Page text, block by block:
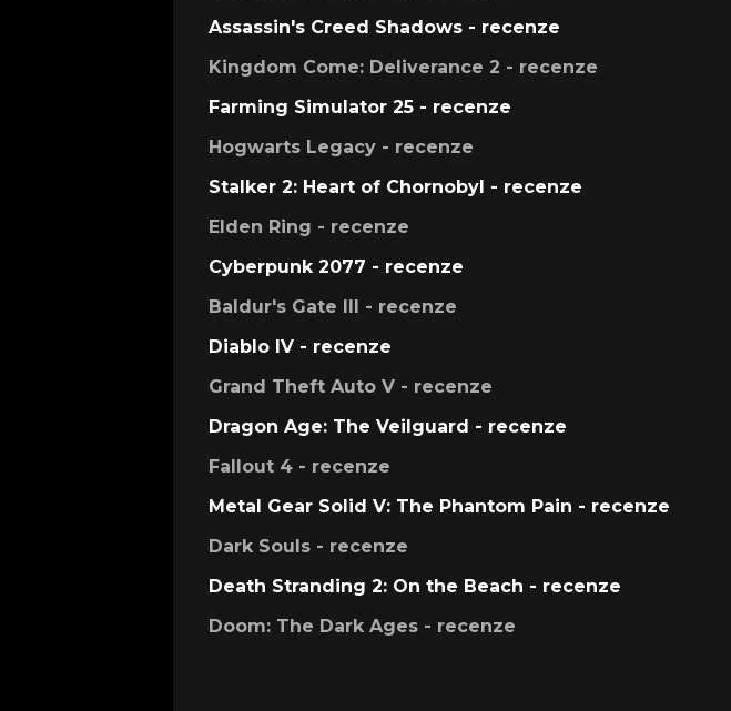
Assassin's Creed Shadows - recenze
Kingdom Come: Deliverance 2 - recenze
Farming Simulator 25 - recenze
Hogwarts Legacy - recenze
Stalker 2: Heart of Chornobyl - recenze
Elden Ring - recenze
Cyberpunk 2077 - recenze
Baldur's Gate III - recenze
Diablo IV - recenze
Grand Theft Auto V - recenze
Dragon Age: The Veilguard - recenze
Fallout 4 - recenze
Metal Gear Solid V: The Phantom Pain - recenze
Dark Souls - recenze
Death Stranding 2: On the Beach - recenze
Doom: The Dark Ages - recenze